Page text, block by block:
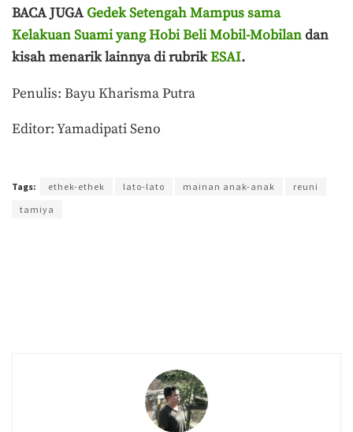
BACA JUGAGedek Setengah Mampus sama
Kelakuan Suami yang Hobi Beli Mobil-Mobilandan
kisah menarik lainnya di rubrikESAI.
Penulis: Bayu Kharisma Putra
Editor: Yamadipati Seno
Tags: ethek-ethek lato-lato mainan anak-anak
reuni
tamiya